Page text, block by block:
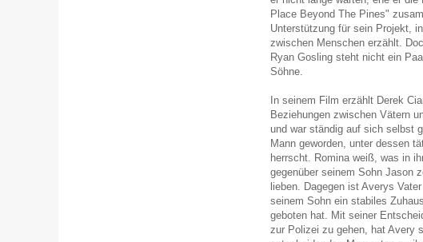
Place Beyond The Pines"
Unterstützung für sein Projekt,
zwischen Menschen erzählt.
Ryan Gosling steht nicht ein
Söhne.
In seinem Film erzählt Derek
Beziehungen zwischen Vätern
und war ständig auf sich selbst
Mann geworden, unter dessen
herrscht. Romina weiß, was in
gegenüber seinem Sohn Jason
lieben. Dagegen ist Averys
seinem Sohn ein stabiles
geboten hat. Mit seiner
zur Polizei zu gehen, hat Avery